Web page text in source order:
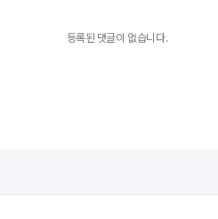
등록된 댓글이 없습니다.